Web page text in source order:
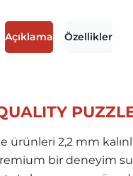
Açıklama Özellikler
ürünleri 2,2 mm
bir deneyim